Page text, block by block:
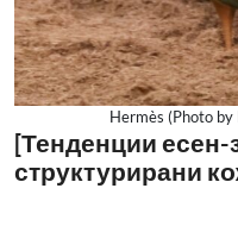
Hermès (Photo
[Тенденции есен-
структурирани